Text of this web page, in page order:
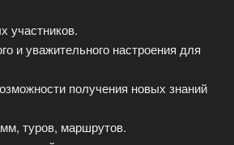
участников.
и уважительного настроения для
получения новых знаний
туров, маршрутов.